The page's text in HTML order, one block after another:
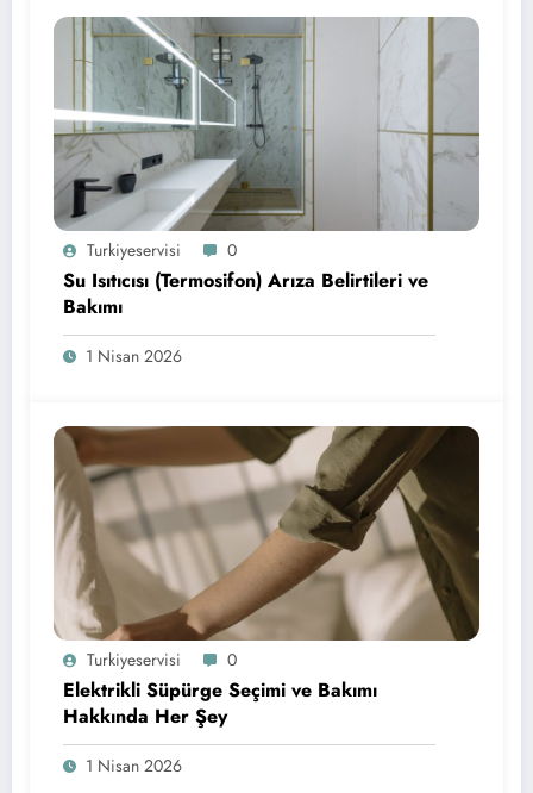
Turkiyeservisi 0
Su Isıtıcısı (Termosifon) Arıza Belirtileri ve
Bakımı
1 Nisan 2026
Turkiyeservisi 0
Elektrikli Süpürge Seçimi ve Bakımı
Hakkında Her Şey
1 Nisan 2026